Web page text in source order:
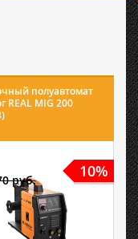
полуавтомат
REAL MIG 200
10%
руб.